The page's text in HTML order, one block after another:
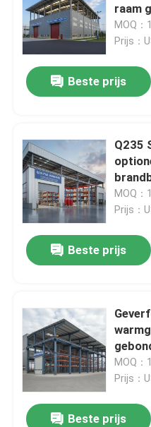
raam
MOQ
Prijs：
Beste prijs
Q235
ideaal
van
MOQ
Prijs：
Beste prijs
MOQ
Prijs：
Beste prijs